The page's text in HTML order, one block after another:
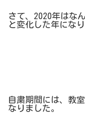
さて、 2020年はな
と変化した年になり
自粛期間には、教
なりました。